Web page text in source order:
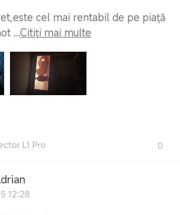
cel mai rentabil de pe piață
...Citiți mai multe
L1 Pro 0
12:28